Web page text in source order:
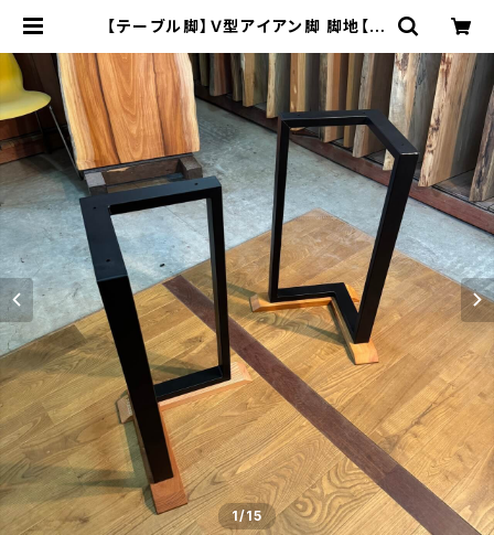
【テーブル脚】Ｖ型アイアン脚 脚地【平
90~410㎜ | 木の店さんもく
1/15